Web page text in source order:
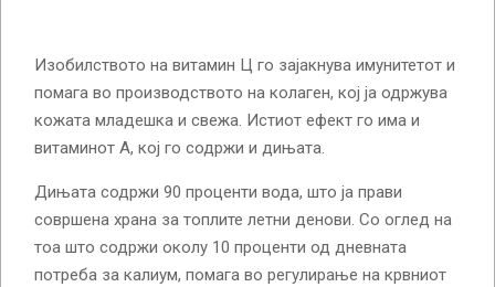
Изобилството на витамин Ц го зајакнува имунитетот и
помага во производството на колаген, кој ја одржува
кожата младешка и свежа. Истиот ефект го има и
витаминот А, кој го содржи и дињата.
Дињата содржи 90 проценти вода, што ја прави
совршена храна за топлите летни денови. Со оглед на
тоа што содржи околу 10 проценти од дневната
потреба за калиум, помага во регулирање на крвниот